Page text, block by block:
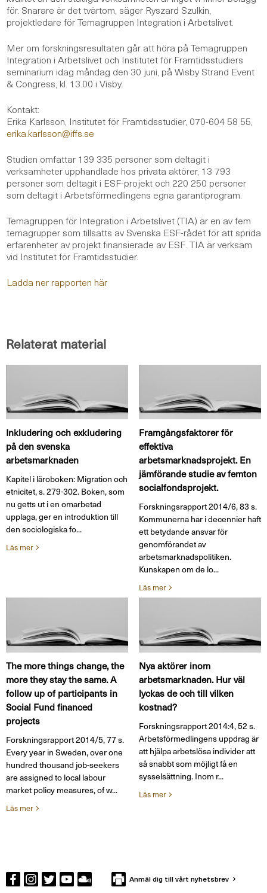
för. Snarare är det tvärtom, säger Ryszard Szulkin,
projektledare för Temagruppen Integration i Arbetslivet.
Mer om forskningsresultaten går att höra på Temagruppen
Integration i Arbetslivet och Institutet för Framtidsstudiers
seminarium idag måndag den 30 juni, på Wisby Strand Event
& Congress, kl. 13.00 i Visby.
Kontakt:
Erika Karlsson, Institutet för Framtidsstudier, 070-604 58 55,
erika.karlsson@iffs.se
Studien omfattar 139 335 personer som deltagit i
verksamheter upphandlade hos privata aktörer, 13 793
personer som deltagit i ESF-projekt och 220 250 personer
som deltagit i Arbetsförmedlingens egna garantiprogram.
Temagruppen för Integration i Arbetslivet (TIA) är en av fem
temagrupper som tillsatts av Svenska ESF-rådet för att sprida
erfarenheter av projekt finansierade av ESF. TIA är verksam
vid Institutet för Framtidsstudier.
Ladda ner rapporten här
Relaterat material
Inkludering och exkludering
på den svenska
arbetsmarknaden
Kapitel i läroboken: Migration och
etnicitet, s. 279-302. Boken, som
nu getts ut i en omarbetad
upplaga, ger en introduktion till
den sociologiska fo...
Läs mer
Framgångsfaktorer för
effektiva
arbetsmarknadsprojekt. En
jämförande studie av femton
socialfondsprojekt.
Forskningsrapport 2014/6, 83 s.
Kommunerna har i decennier haft
ett betydande ansvar för
genomförandet av
arbetsmarknadspolitiken.
Kunskapen om de lo...
Läs mer
The more things change, the
more they stay the same. A
follow up of participants in
Social Fund financed
projects
Forskningsrapport 2014/5, 77 s.
Every year in Sweden, over one
hundred thousand job-seekers
are assigned to local labour
market policy measures, of w...
Läs mer
Nya aktörer inom
arbetsmarknaden. Hur väl
lyckas de och till vilken
kostnad?
Forskningsrapport 2014:4, 52 s.
Arbetsförmedlingens uppdrag är
att hjälpa arbetslösa individer att
så snabbt som möjligt få en
sysselsättning. Inom r...
Läs mer
Anmäl dig till vårt nyhetsbrev